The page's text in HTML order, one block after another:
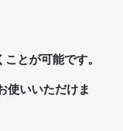
とが可能です。
使いいただけま